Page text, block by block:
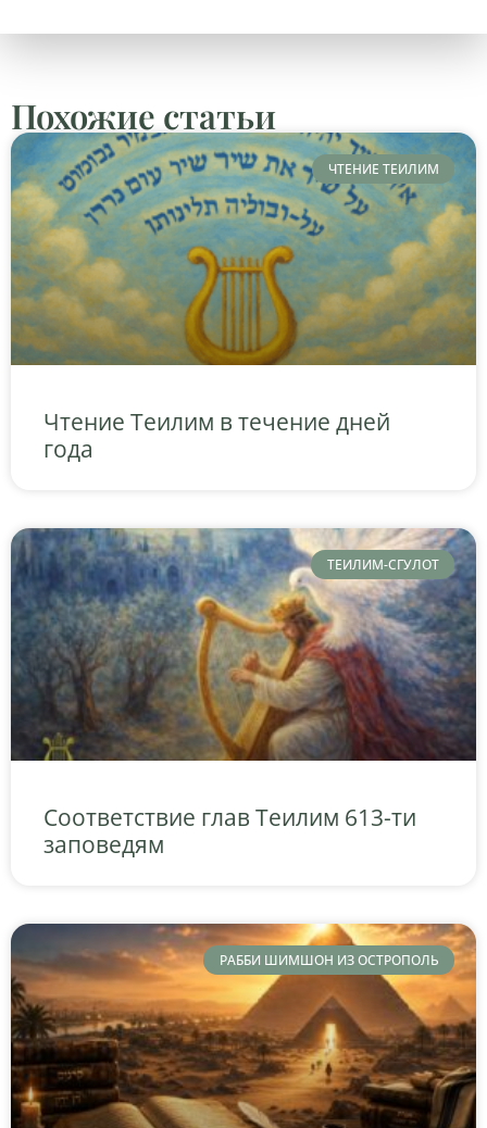
Похожие статьи
ЧТЕНИЕ ТЕИЛИМ
Чтение Теилим в течение дней
года
ТЕИЛИМ-СГУЛОТ
Соответствие глав Теилим 613-ти
заповедям
РАББИ ШИМШОН ИЗ ОСТРОПОЛЬ